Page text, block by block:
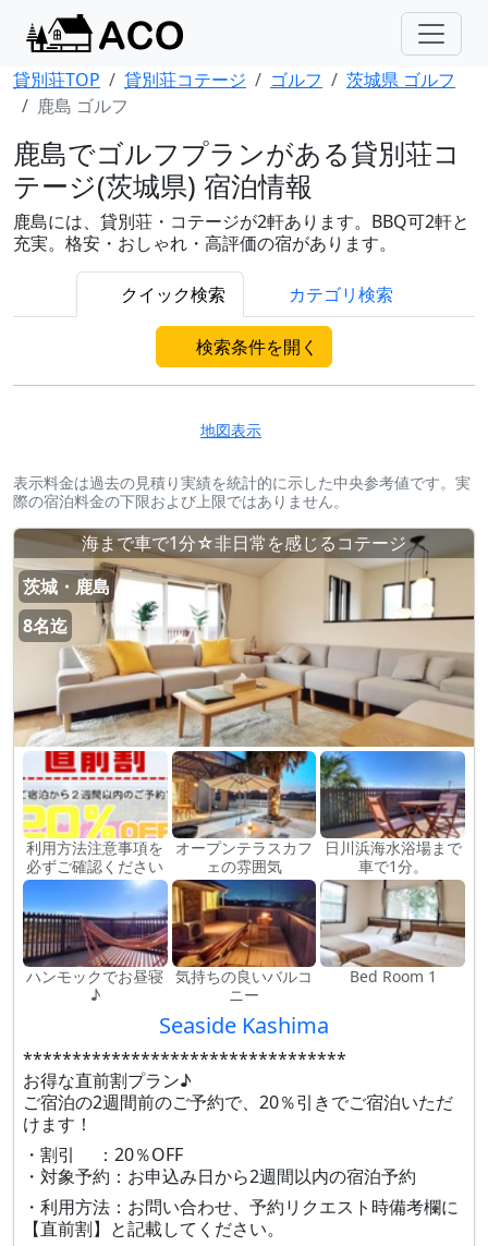
貸別荘TOP 貸別荘コテージ ゴルフ
茨城県 ゴルフ
鹿島 ゴルフ
鹿島でゴルフプランがある貸別荘コ
テージ(茨城県) 宿泊情報
鹿島には、貸別荘・コテージが2軒あります。BBQ可2軒と
充実。格安・おしゃれ・高評価の宿があります。
クイック検索 カテゴリ検索
検索条件を開く
地図表示
表示料金は過去の見積り実績を統計的に示した中央参考値です。実
際の宿泊料金の下限および上限ではありません。
海まで車で1分☆非日常を感じるコテージ
茨城・鹿島
8名迄
利用方法注意事項を
必ずご確認ください
オープンテラスカフ
ェの雰囲気
日川浜海水浴場まで
車で1分。
ハンモックでお昼寝
♪
気持ちの良いバルコ
ニー
Bed Room 1
Seaside Kashima
*********************************
お得な直前割プラン♪
ご宿泊の2週間前のご予約で、20％引きでご宿泊いただ
けます！
・割引 ：20％OFF
・対象予約：お申込み日から2週間以内の宿泊予約
・利用方法：お問い合わせ、予約リクエスト時備考欄に
【直前割】と記載してください。